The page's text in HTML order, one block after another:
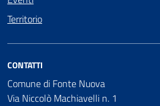
Territorio
CONTATTI
Comune di Fonte Nuova
Via Niccolò Machiavelli n. 1